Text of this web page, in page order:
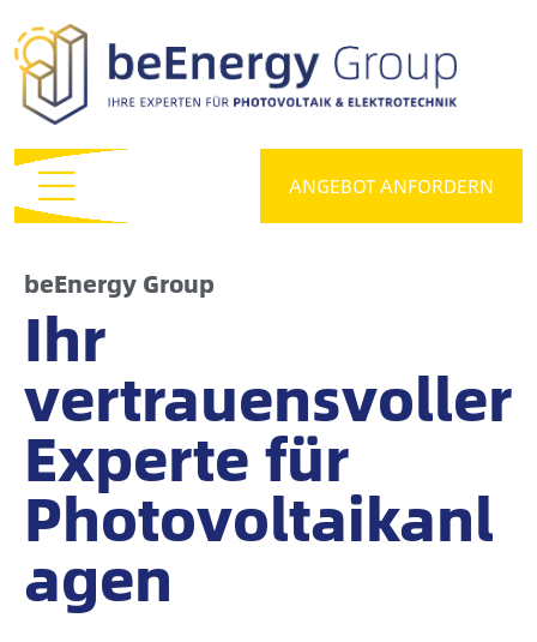
ANGEBOT ANFORDERN
beEnergy Group
Ihr
vertrauensvoller
Experte für
Photovoltaikanl
agen